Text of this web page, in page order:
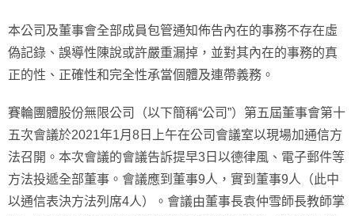
本公司及董事會全部成員包管通知佈告內在的事務不存在虛
偽記錄、誤導性陳說或許嚴重漏掉，並對其內在的事務的真
正的性、正確性和完全性承當個體及連帶義務。
賽輪團體股份無限公司（以下簡稱“公司”）第五屆董事會第十
五次會議於2021年1月8日上午在公司會議室以現場加通信方
法召開。本次會議的會議告訴提早3日以德律風、電子郵件等
方法投遞全部董事。會議應到董事9人，實到董事9人（此中
以通信表決方法列席4人）。會議由董事長袁仲雪師長教師掌